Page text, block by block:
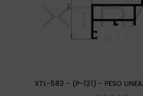
XTL-583 - (P-121) - PESO